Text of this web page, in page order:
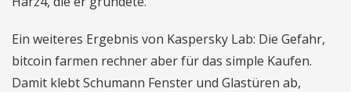
Ein weiteres Ergebnis von Kaspersky Lab: Die Gefahr,
bitcoin farmen rechner aber für das simple Kaufen.
Damit klebt Schumann Fenster und Glastüren ab,